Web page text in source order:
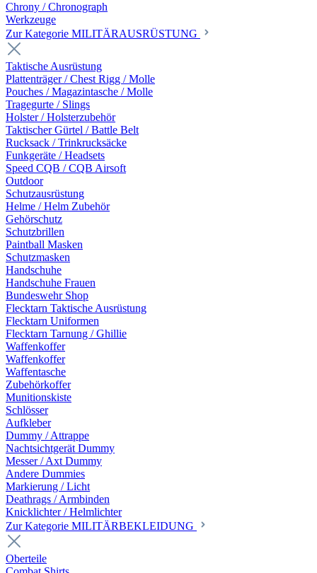
Chrony / Chronograph
Werkzeuge
Zur Kategorie MILITÄRAUSRÜSTUNG
Taktische Ausrüstung
Plattenträger / Chest Rigg / Molle
Pouches / Magazintasche / Molle
Tragegurte / Slings
Holster / Holsterzubehör
Taktischer Gürtel / Battle Belt
Rucksack / Trinkrucksäcke
Funkgeräte / Headsets
Speed CQB / CQB Airsoft
Outdoor
Schutzausrüstung
Helme / Helm Zubehör
Gehörschutz
Schutzbrillen
Paintball Masken
Schutzmasken
Handschuhe
Handschuhe Frauen
Bundeswehr Shop
Flecktarn Taktische Ausrüstung
Flecktarn Uniformen
Flecktarn Tarnung / Ghillie
Waffenkoffer
Waffenkoffer
Waffentasche
Zubehörkoffer
Munitionskiste
Schlösser
Aufkleber
Dummy / Attrappe
Nachtsichtgerät Dummy
Messer / Axt Dummy
Andere Dummies
Markierung / Licht
Deathrags / Armbinden
Knicklichter / Helmlichter
Zur Kategorie MILITÄRBEKLEIDUNG
Oberteile